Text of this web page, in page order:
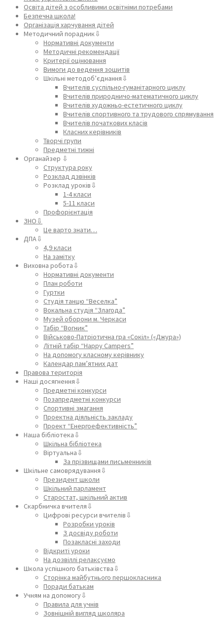
Освіта дітей з особливими освітніми потребами
Безпечна школа!
Організація харчування дітей
Методичний порадник⇩
Нормативні документи
Методичні рекомендації
Критерії оцінювання
Вимоги до ведення зошитів
Шкільні методоб’єднання⇩
Вчителів суспільно-гуманітарного циклу
Вчителів природничо-математичного циклу
Вчителів художньо-естетичного циклу
Вчителів спортивного та трудового спрямування
Вчителів початкових класів
Класних керівників
Творчі групи
Предметні тижні
Органайзер ⇩
Структура року
Розклад дзвінків
Розклад уроків⇩
1-4 класи
5-11 класи
Профорієнтація
ЗНО⇩
Це варто знати…
ДПА⇩
4,9 класи
На замітку
Виховна робота⇩
Нормативні документи
План роботи
Гуртки
Студія танцю “Веселка”
Вокальна студія “Злагода”
Музей оборони м. Черкаси
Табір “Вогник”
Військово-Патріотична гра «Сокіл» («Джура»)
Літній табір “Happy Campers”
На допомогу класному керівнику
Календар пам’ятних дат
Правова територія
Наші досягнення⇩
Предметні конкурси
Позапредметні конкурси
Спортивні змагання
Проектна діяльність закладу
Проект “Енергоефективність”
Наша бібліотека⇩
Шкільна бібліотека
Віртуальна⇩
За прізвищами письменників
Шкільне самоврядування⇩
Президент школи
Шкільний парламент
Старостат, шкільний актив
Скарбничка вчителя⇩
Цифрові ресурси вчителів⇩
Розробки уроків
З досвіду роботи
Позакласні заходи
Відкриті уроки
На дозвіллі релаксуємо
Школа успішного батьківства⇩
Сторінка майбутнього першокласника
Поради батькам
Учням на допомогу⇩
Правила для учнів
Зовнішній вигляд школяра